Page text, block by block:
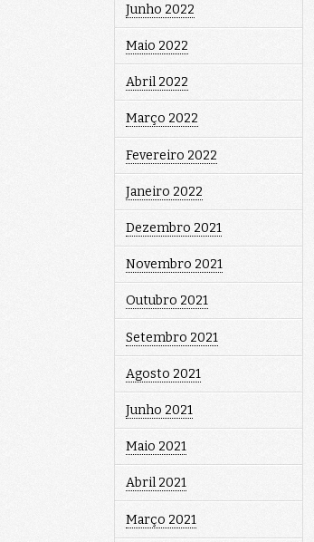
Junho 2022
Maio 2022
Abril 2022
Março 2022
Fevereiro 2022
Janeiro 2022
Dezembro 2021
Novembro 2021
Outubro 2021
Setembro 2021
Agosto 2021
Junho 2021
Maio 2021
Abril 2021
Março 2021